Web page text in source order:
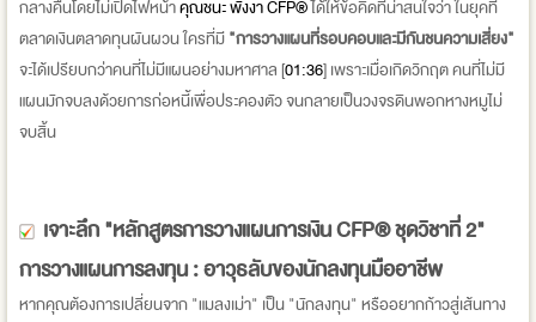
กลางคืนโดยไม่เปิดไฟหน้าคุณชนะ พังงา CFP®ได้ให้ข้อคิดที่น่าสนใจว่า ในยุคที่
ตลาดเงินตลาดทุนผันผวน ใครที่มี"การวางแผนที่รอบคอบและมีกันชนความเสี่ยง"
จะได้เปรียบกว่าคนที่ไม่มีแผนอย่างมหาศาล [01:36] เพราะเมื่อเกิดวิกฤต คนที่ไม่มี
แผนมักจบลงด้วยการก่อหนี้เพื่อประคองตัว จนกลายเป็นวงจรดินพอกหางหมูไม่
จบสิ้น
เจาะลึก "หลักสูตรการวางแผนการเงิน CFP® ชุดวิชาที่ 2"
การวางแผนการลงทุน : อาวุธลับของนักลงทุนมืออาชีพ
หากคุณต้องการเปลี่ยนจาก "แมลงเม่า" เป็น "นักลงทุน" หรืออยากก้าวสู่เส้นทาง